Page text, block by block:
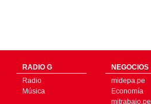
RADIO G
Radio
Música
NEGOCIOS
midepa.pe
Economía
mitrabajo.pe